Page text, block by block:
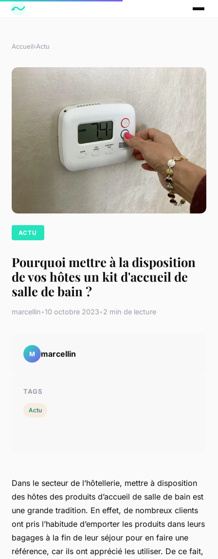
Accueil›Actu
ACTU
Pourquoi mettre à la disposition
de vos hôtes un kit d'accueil de
salle de bain ?
marcellin•10 octobre 2023•2 min de lecture
Dans le secteur de l’hôtellerie, mettre à disposition
des hôtes des produits d’accueil de salle de bain est
une grande tradition. En effet, de nombreux clients
ont pris l’habitude d’emporter les produits dans leurs
bagages à la fin de leur séjour pour en faire une
référence, car ils ont apprécié les utiliser. De ce fait,
M marcellin
TAGS
Actu